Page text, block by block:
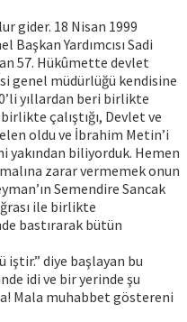
gider. 18 Nisan 1999
Yardımcısı Sadi
57. Hükûmette devlet
genel müdürlüğü kendisine
yıllardan beri birlikte
çalıştığı, Devlet ve
oldu ve İbrahim Metin’i
yakından biliyorduk. Hemen
zarar vermemek onun
Semendire Sancak
ile birlikte
bastırarak bütün
diye başlayan bu
idi ve bir yerinde şu
Mala muhabbet göstereni